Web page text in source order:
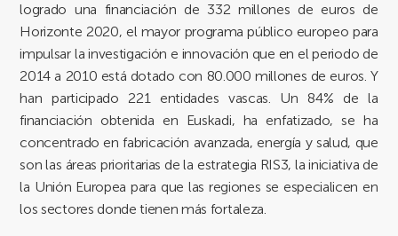
logrado una financiación de 332 millones de euros de
Horizonte 2020, el mayor programa público europeo para
impulsar la investigación e innovación que en el periodo de
2014 a 2010 está dotado con 80.000 millones de euros. Y
han participado 221 entidades vascas. Un 84% de la
financiación obtenida en Euskadi, ha enfatizado, se ha
concentrado en fabricación avanzada, energía y salud, que
son las áreas prioritarias de la estrategia RIS3, la iniciativa de
la Unión Europea para que las regiones se especialicen en
los sectores donde tienen más fortaleza.